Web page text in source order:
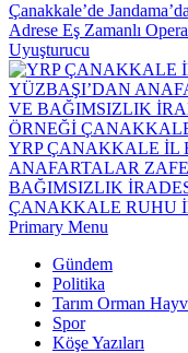
Çanakkale’de
Adrese Eş Zamanlı
Uyuşturucu
YRP ÇANAKKALE İL
ANAFARTALAR
BAĞIMSIZLIK
ÇANAKKALE RUHU
Primary Menu
Gündem
Politika
Tarım Orman
Spor
Köşe Yazıları